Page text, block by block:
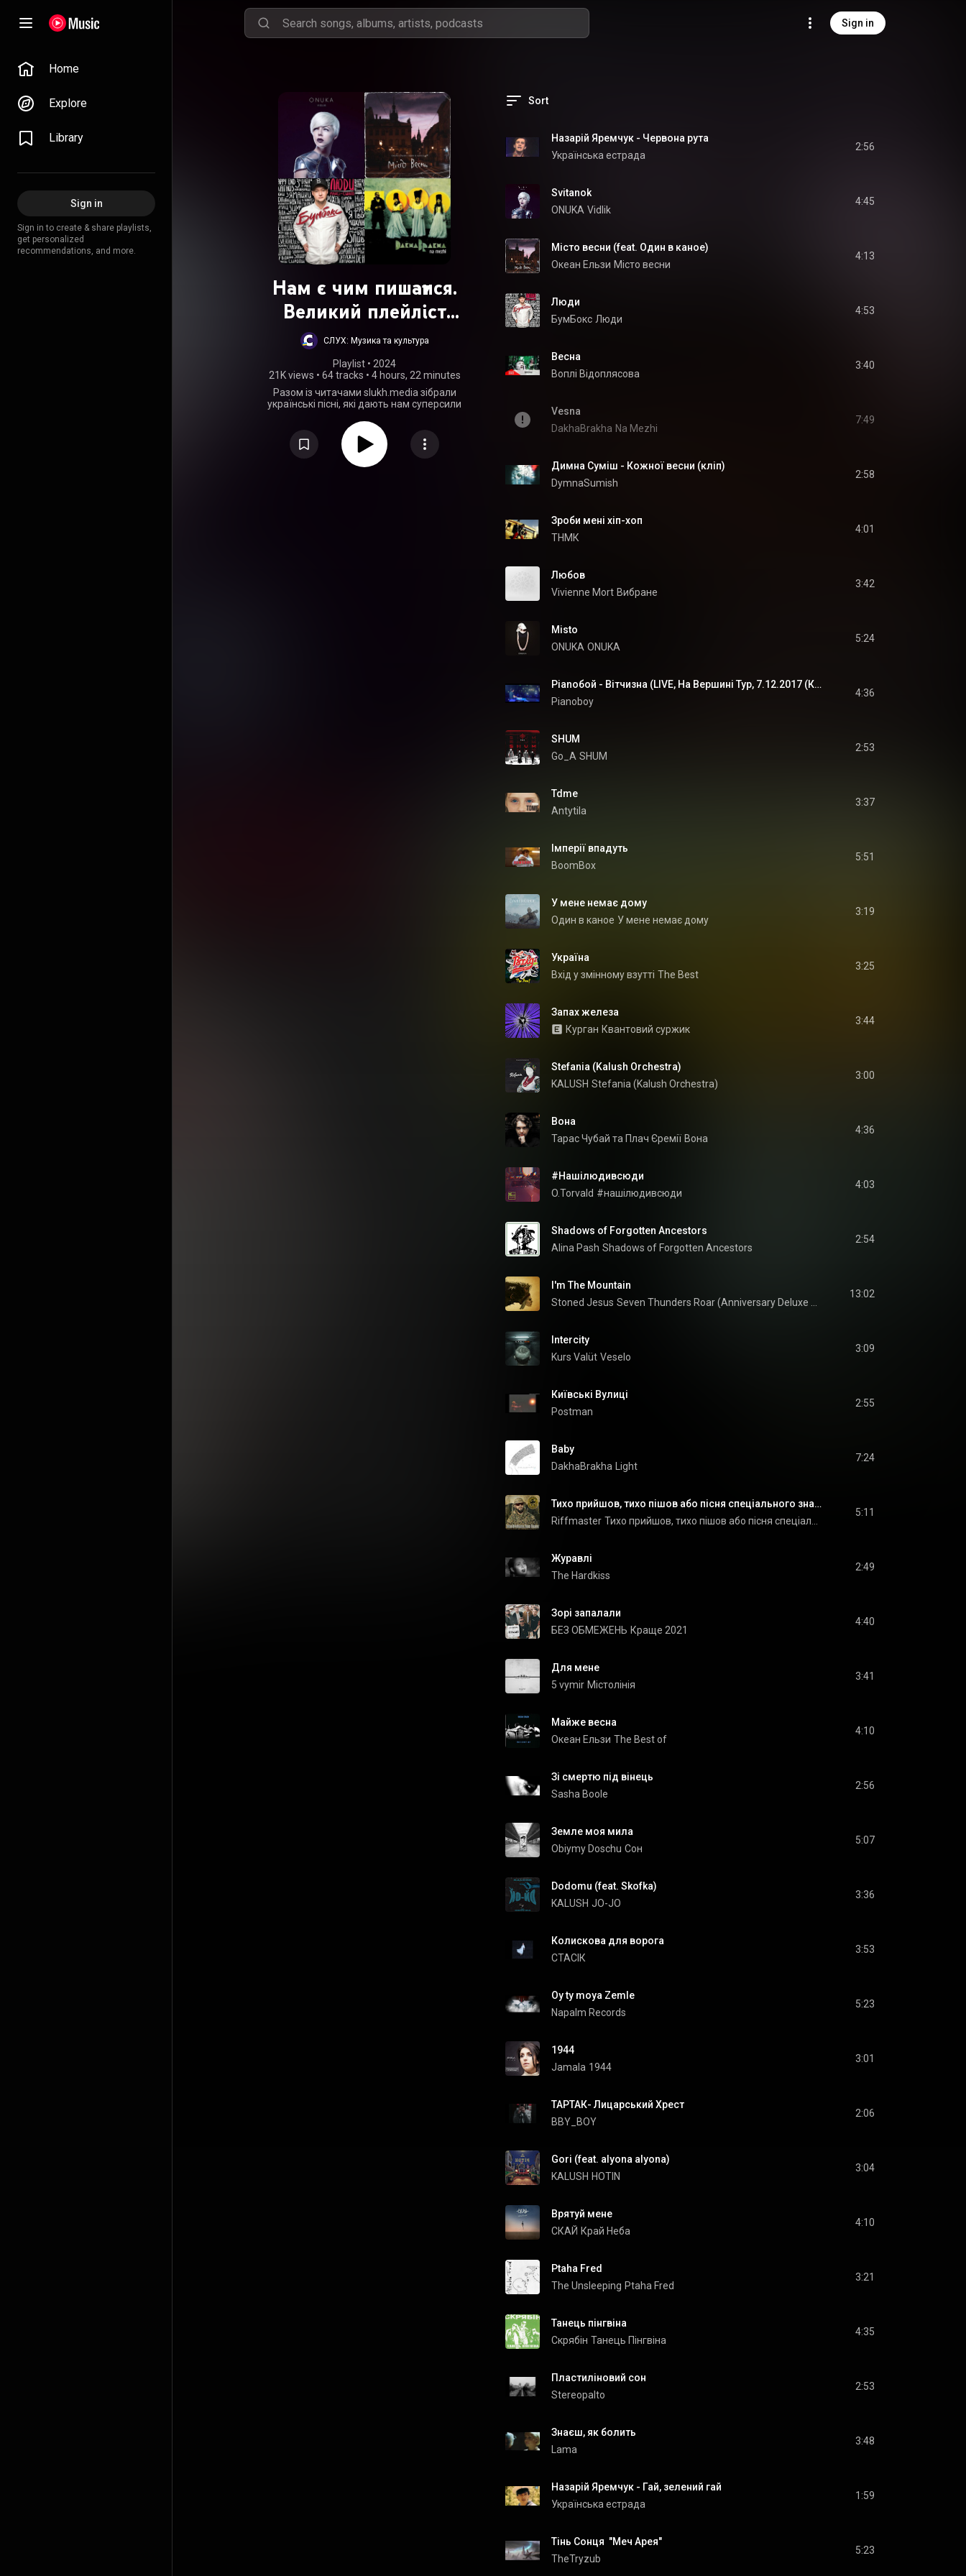
Sign in
Home
Explore
Library
Sign in
Sign in to create & share playlists,
get personalized
recommendations, and more.
Нам є чим пишатися.
Великий плейліст
українських пісень
СЛУХ: Музика та культура
Playlist • 2024
21K views • 64 tracks • 4 hours, 22 minutes
Разом із читачами slukh.media зібрали
українські пісні, які дають нам суперсили
Sort
Назарій Яремчук - Червона рута
Українська естрада
2:56
Svitanok
ONUKA Vidlik
4:45
Місто весни (feat. Один в каное)
Океан Ельзи Місто весни
4:13
Люди
БумБокс Люди
4:53
Весна
Воплі Відоплясова
3:40
Vesna
DakhaBrakha Na Mezhi
7:49
Димна Суміш - Кожної весни (кліп)
DymnaSumish
2:58
Зроби мені хіп-хоп
ТНМК
4:01
Любов
Vivienne Mort Вибране
3:42
Misto
ONUKA ONUKA
5:24
Pianoбой - Вітчизна (LIVE, На Вершині Тур, 7.12.2017 (Київ, МЦКіМ)
Pianoboy
4:36
SHUM
Go_A SHUM
2:53
Tdme
Antytila
3:37
Імперії впадуть
BoomBox
5:51
У мене немає дому
Один в каное У мене немає дому
3:19
Україна
Вхід у змінному взутті The Best
3:25
Запах железа
Курган Квантовий суржик
3:44
Stefania (Kalush Orchestra)
KALUSH Stefania (Kalush Orchestra)
3:00
Вона
Тарас Чубай та Плач Єремії Вона
4:36
#Нашілюдивсюди
O.Torvald #нашілюдивсюди
4:03
Shadows of Forgotten Ancestors
Alina Pash Shadows of Forgotten Ancestors
2:54
I'm The Mountain
Stoned Jesus
13:02
Intercity
Kurs Valüt Veselo
3:09
Київські Вулиці
Postman
2:55
Baby
DakhaBrakha
Light
7:24
Тихо прийшов, тихо пішов або пісня спеціального значення
Riffmaster
5:11
Журавлі
The Hardkiss
2:49
Зорі запалали
БЕЗ ОБМЕЖЕНЬ Краще 2021
4:40
Для мене
5 vymir Містолінія
3:41
Майже весна
Океан Ельзи The Best of
4:10
Зі смертю під вінець
Sasha Boole
2:56
Земле моя мила
Obiymy Doschu Сон
5:07
Dodomu (feat. Skofka)
KALUSH JO-JO
3:36
Колискова для ворога
СТАСІК
3:53
Oy ty moya Zemle
Napalm Records
5:23
1944
Jamala 1944
3:01
ТАРТАК- Лицарський Хрест
BBY_BOY
2:06
Gori (feat. alyona alyona)
KALUSH HOTIN
3:04
Врятуй мене
СКАЙ Край Неба
4:10
Ptaha Fred
The Unsleeping Ptaha Fred
3:21
Танець пінгвіна
Скрябін Танець Пінгвіна
4:35
Пластиліновий сон
Stereopalto
2:53
Знаєш, як болить
Lama
3:48
Назарій Яремчук - Гай, зелений гай
Українська естрада
1:59
Тінь Сонця  "Меч Арея"
TheTryzub
5:23